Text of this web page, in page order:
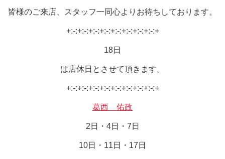
皆様のご来店、スタッフ一同心よりお待ちしております。
+:-:+:-:+:-:+:-:+:-:+:-:+:-:+:-:+
18日
は店休日とさせて頂きます。
+:-:+:-:+:-:+:-:+:-:+:-:+:-:+:-:+
葛西 佑政
2日・4日・7日
10日・11日・17日